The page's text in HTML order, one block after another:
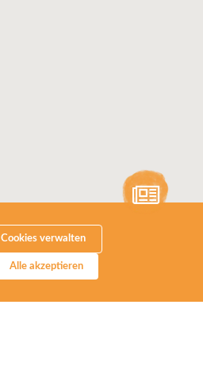
Cookies verwalten
Alle akzeptieren